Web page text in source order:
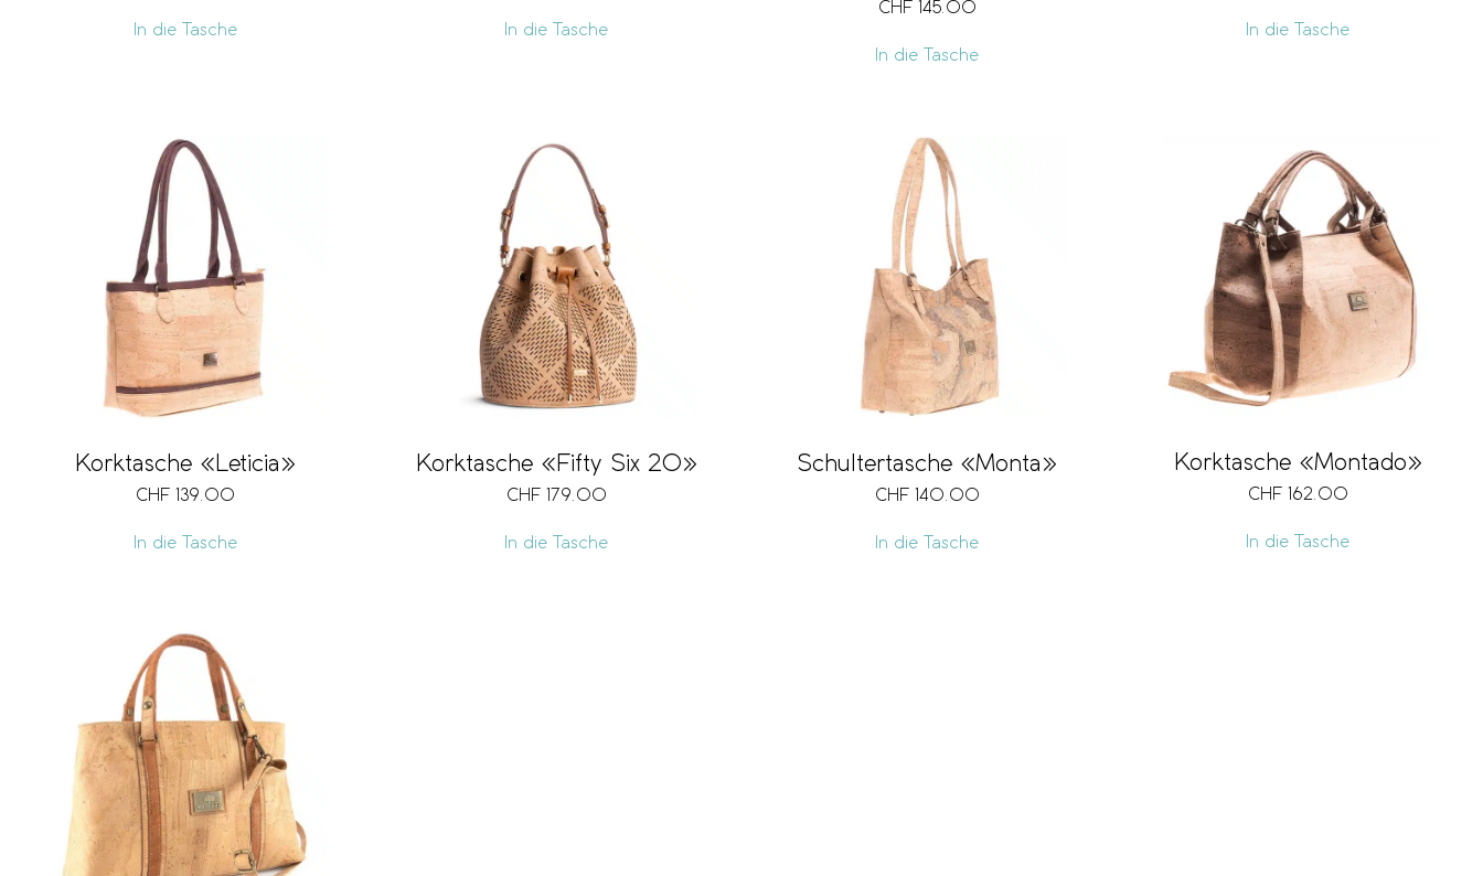
In die Tasche In die Tasche
CHF 145.00
In die Tasche
In die Tasche
Korktasche «Leticia»
CHF 139.00
In die Tasche
Korktasche «Fifty Six 20»
CHF 179.00
In die Tasche
Schultertasche «Monta»
CHF 140.00
In die Tasche
Korktasche «Montado»
CHF 162.00
In die Tasche